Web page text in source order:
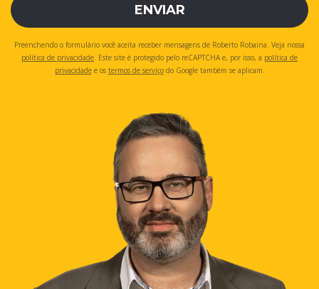
ENVIAR
Preenchendo o formulário você aceita receber mensagens de Roberto Robaina. Veja nossa
política de privacidade . Este site é protegido pelo reCAPTCHA e, por isso, a política de
privacidadee os termos de serviçodo Google também se aplicam.